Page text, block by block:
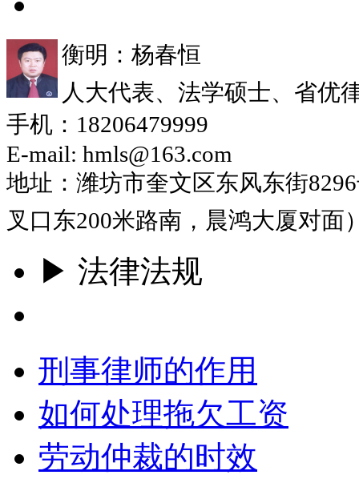
衡明：杨春恒
人大代表、法学硕士、省优
手机：18206479999
E-mail: hmls@163.com
地址：潍坊市奎文区东风东街
叉口东200米路南，晨鸿大厦对面
▶ 法律法规
刑事律师的作用
如何处理拖欠工资
劳动仲裁的时效